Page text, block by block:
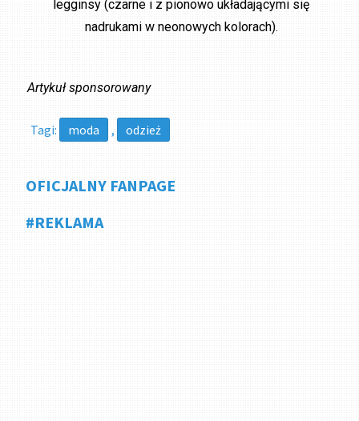
legginsy (czarne i z pionowo układającymi się
nadrukami w neonowych kolorach).
Artykuł sponsorowany
Tagi: moda , odzież
OFICJALNY FANPAGE
#REKLAMA